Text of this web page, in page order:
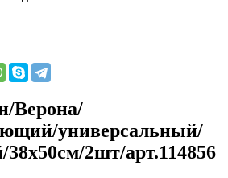
Верона/
универсальный/
2шт/арт.114856